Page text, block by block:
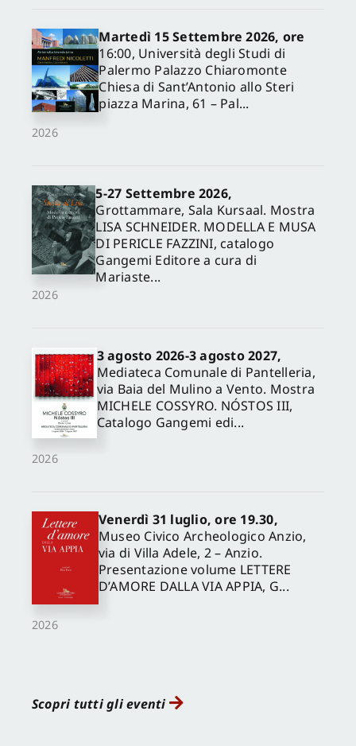
2026
Martedì 15 Settembre 2026, ore
16:00, Università degli Studi di
Palermo Palazzo Chiaromonte
Chiesa di Sant’Antonio allo Steri
piazza Marina, 61 – Pal...
2026
5-27 Settembre 2026,
Grottammare, Sala Kursaal. Mostra
LISA SCHNEIDER. MODELLA E MUSA
DI PERICLE FAZZINI, catalogo
Gangemi Editore a cura di
Mariaste...
2026
3 agosto 2026-3 agosto 2027,
Mediateca Comunale di Pantelleria,
via Baia del Mulino a Vento. Mostra
MICHELE COSSYRO. NÓSTOS III,
Catalogo Gangemi edi...
2026
Venerdì 31 luglio, ore 19.30,
Museo Civico Archeologico Anzio,
via di Villa Adele, 2 – Anzio.
Presentazione volume LETTERE
D’AMORE DALLA VIA APPIA, G...
Scopri tutti gli eventi